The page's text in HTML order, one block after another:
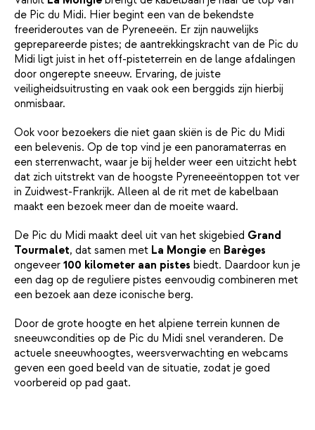
de Pic du Midi. Hier begint een van de bekendste
freerideroutes van de Pyreneeën. Er zijn nauwelijks
geprepareerde pistes; de aantrekkingskracht van de Pic du
Midi ligt juist in het off-pisteterrein en de lange afdalingen
door ongerepte sneeuw. Ervaring, de juiste
veiligheidsuitrusting en vaak ook een berggids zijn hierbij
onmisbaar.
Ook voor bezoekers die niet gaan skiën is de Pic du Midi
een belevenis. Op de top vind je een panoramaterras en
een sterrenwacht, waar je bij helder weer een uitzicht hebt
dat zich uitstrekt van de hoogste Pyreneeëntoppen tot ver
in Zuidwest-Frankrijk. Alleen al de rit met de kabelbaan
maakt een bezoek meer dan de moeite waard.
De Pic du Midi maakt deel uit van het skigebied Grand
Tourmalet, dat samen met La Mongie en Barèges
ongeveer 100 kilometer aan pistes biedt. Daardoor kun je
een dag op de reguliere pistes eenvoudig combineren met
een bezoek aan deze iconische berg.
Door de grote hoogte en het alpiene terrein kunnen de
sneeuwcondities op de Pic du Midi snel veranderen. De
actuele sneeuwhoogtes, weersverwachting en webcams
geven een goed beeld van de situatie, zodat je goed
voorbereid op pad gaat.